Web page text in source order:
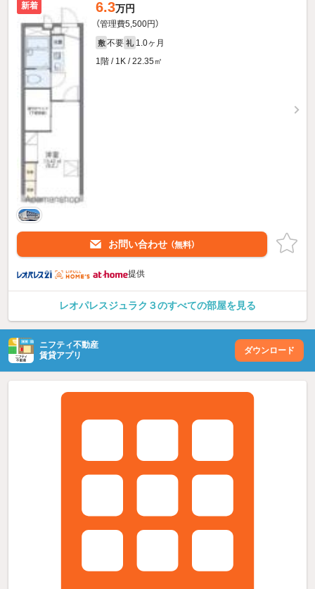
新着 6.3万円
（管理費5,500円）
敷 不要 礼 1.0ヶ月
1階 / 1K / 22.35㎡
お問い合わせ （無料）
提供
レオパレスジュラク３のすべての部屋を見る
ニフティ不動産
賃貸アプリ
ダウンロード